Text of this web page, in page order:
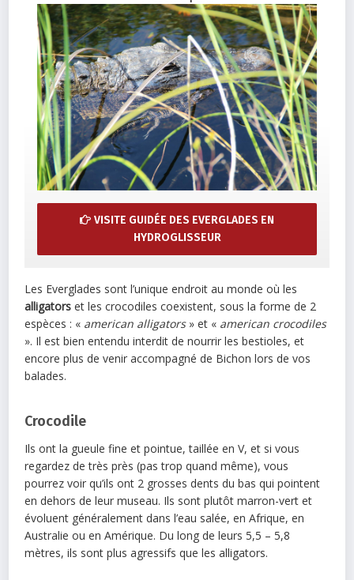
VISITE GUIDÉE DES EVERGLADES EN
HYDROGLISSEUR
Les Everglades sont l’unique endroit au monde où les
alligators et les crocodiles coexistent, sous la forme de 2
espèces : « american alligators» et « american crocodiles
». Il est bien entendu interdit de nourrir les bestioles, et
encore plus de venir accompagné de Bichon lors de vos
balades.
Crocodile
Ils ont la gueule fine et pointue, taillée en V, et si vous
regardez de très près (pas trop quand même), vous
pourrez voir qu’ils ont 2 grosses dents du bas qui pointent
en dehors de leur museau. Ils sont plutôt marron-vert et
évoluent généralement dans l’eau salée, en Afrique, en
Australie ou en Amérique. Du long de leurs 5,5 – 5,8
mètres, ils sont plus agressifs que les alligators.